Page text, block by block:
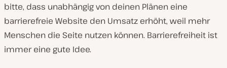
bitte, dass unabhängig von deinen Plänen eine
barrierefreie Website den Umsatz erhöht, weil mehr
Menschen die Seite nutzen können. Barrierefreiheit ist
immer eine gute Idee.